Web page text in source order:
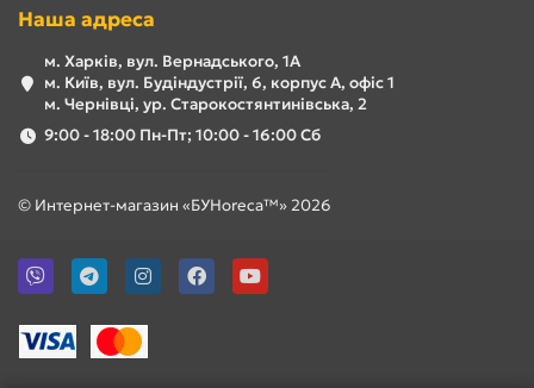
Наша адреса
м. Харків, вул. Вернадського, 1А
м. Київ, вул. Будіндустрії, 6, корпус А, офіс 1
м. Чернівці, ур. Старокостянтинівська, 2
9:00 - 18:00 Пн-Пт; 10:00 - 16:00 Сб
© Интернет-магазин «БУHoreca™» 2026